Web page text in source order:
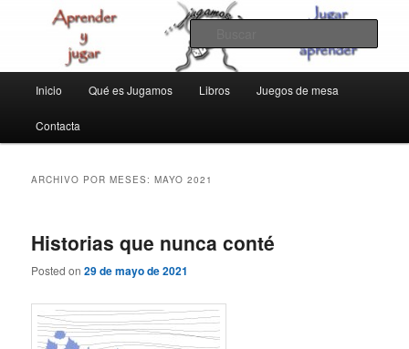
jugamos
aprender y jugar
principal
Inicio Qué es Jugamos Libros Juegos de mesa
Contacta
ARCHIVO POR MESES:MAYO 2021
Historias que nunca conté
Posted on29 de mayo de 2021